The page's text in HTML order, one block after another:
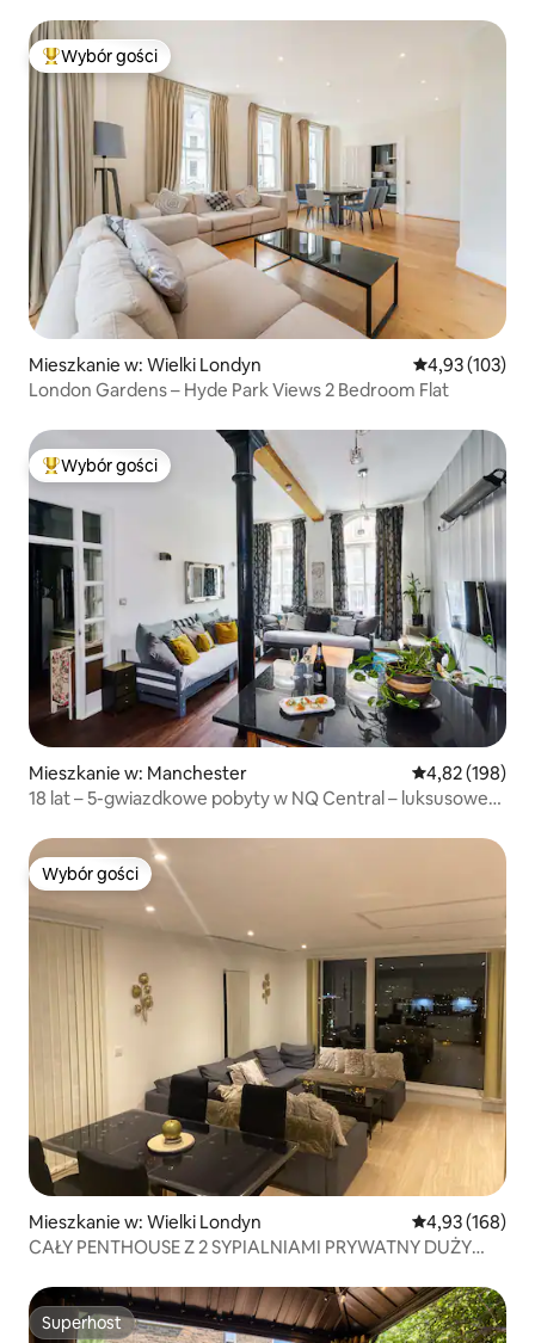
Najpopularniejsze z kategorii Wybór gości
Wybór gości
Mieszkanie w: Wielki Londyn Średnia
4,93 (103)
London Gardens – Hyde Park Views 2 Bedroom Flat
Najpopularniejsze z kategorii Wybór gości
Wybór gości
Mieszkanie w: Manchester Średnia
4,82 (198)
18 lat – 5-gwiazdkowe pobyty w NQ Central – luksusowe
Wybór gości
Wybór gości
Mieszkanie w: Wielki Londyn Średnia
4,93 (168)
CAŁY PENTHOUSE Z 2 SYPIALNIAMI PRYWATNY DUŻY
Superhost
Superhost